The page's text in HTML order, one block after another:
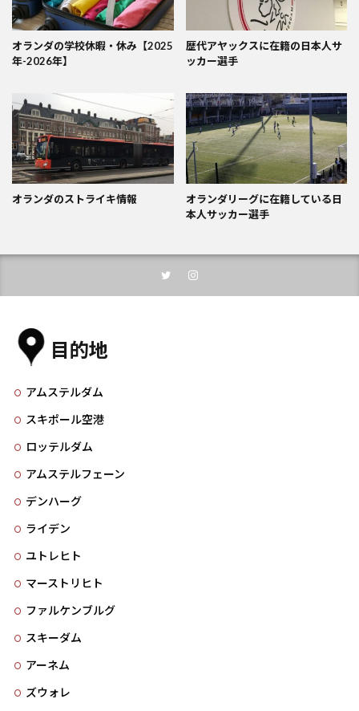
オランダの学校休暇・休み【2025
年-2026年】
歴代アヤックスに在籍の日本人サ
ッカー選手
オランダのストライキ情報
オランダリーグに在籍している日
本人サッカー選手
目的地
アムステルダム
スキポール空港
ロッテルダム
アムステルフェーン
デンハーグ
ライデン
ユトレヒト
マーストリヒト
ファルケンブルグ
スキーダム
アーネム
ズウォレ